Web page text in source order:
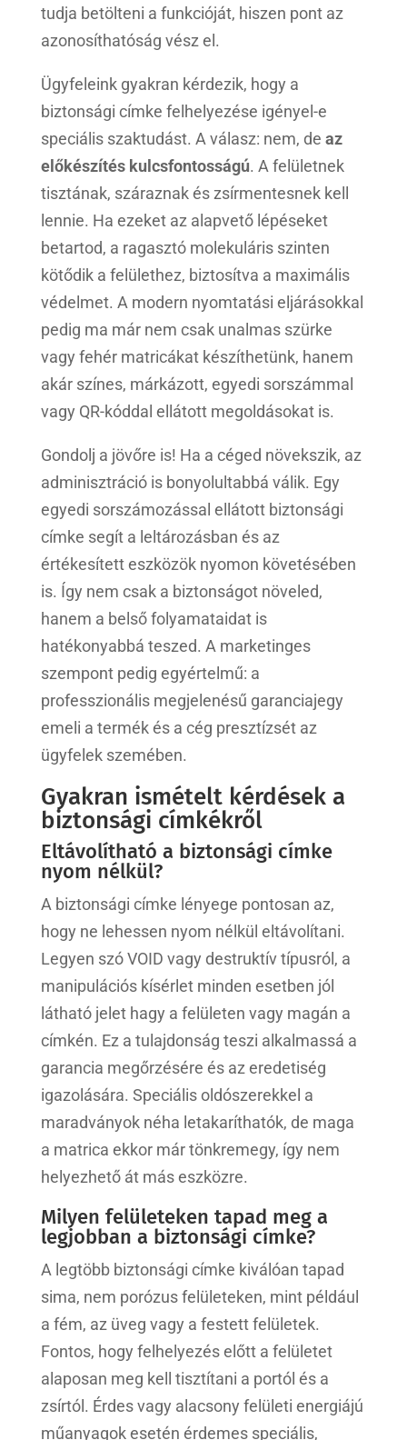
tudja betölteni a funkcióját, hiszen pont az
azonosíthatóság vész el.
Ügyfeleink gyakran kérdezik, hogy a
biztonsági címke felhelyezése igényel-e
speciális szaktudást. A válasz: nem, de az
előkészítés kulcsfontosságú. A felületnek
tisztának, száraznak és zsírmentesnek kell
lennie. Ha ezeket az alapvető lépéseket
betartod, a ragasztó molekuláris szinten
kötődik a felülethez, biztosítva a maximális
védelmet. A modern nyomtatási eljárásokkal
pedig ma már nem csak unalmas szürke
vagy fehér matricákat készíthetünk, hanem
akár színes, márkázott, egyedi sorszámmal
vagy QR-kóddal ellátott megoldásokat is.
Gondolj a jövőre is! Ha a céged növekszik, az
adminisztráció is bonyolultabbá válik. Egy
egyedi sorszámozással ellátott biztonsági
címke segít a leltározásban és az
értékesített eszközök nyomon követésében
is. Így nem csak a biztonságot növeled,
hanem a belső folyamataidat is
hatékonyabbá teszed. A marketinges
szempont pedig egyértelmű: a
professzionális megjelenésű garanciajegy
emeli a termék és a cég presztízsét az
ügyfelek szemében.
Gyakran ismételt kérdések a
biztonsági címkékről
Eltávolítható a biztonsági címke
nyom nélkül?
A biztonsági címke lényege pontosan az,
hogy ne lehessen nyom nélkül eltávolítani.
Legyen szó VOID vagy destruktív típusról, a
manipulációs kísérlet minden esetben jól
látható jelet hagy a felületen vagy magán a
címkén. Ez a tulajdonság teszi alkalmassá a
garancia megőrzésére és az eredetiség
igazolására. Speciális oldószerekkel a
maradványok néha letakaríthatók, de maga
a matrica ekkor már tönkremegy, így nem
helyezhető át más eszközre.
Milyen felületeken tapad meg a
legjobban a biztonsági címke?
A legtöbb biztonsági címke kiválóan tapad
sima, nem porózus felületeken, mint például
a fém, az üveg vagy a festett felületek.
Fontos, hogy felhelyezés előtt a felületet
alaposan meg kell tisztítani a portól és a
zsírtól. Érdes vagy alacsony felületi energiájú
műanyagok esetén érdemes speciális,